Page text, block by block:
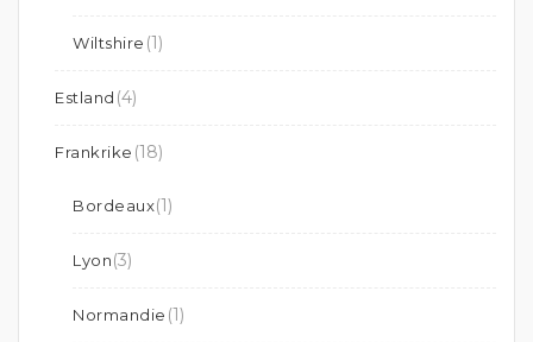
Wiltshire (1)
Estland (4)
Frankrike (18)
Bordeaux(1)
Lyon(3)
Normandie (1)